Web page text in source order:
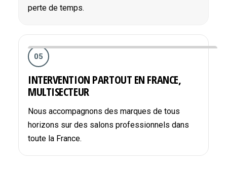
perte de temps.
05
INTERVENTION PARTOUT EN FRANCE,
MULTISECTEUR
Nous accompagnons des marques de tous
horizons sur des salons professionnels dans
toute la France.